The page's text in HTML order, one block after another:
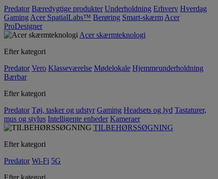
Predator Bæredygtige produkter Underholdning Erhverv Hverdag
Gaming Acer SpatialLabs™ Berøring Smart-skærm Acer
ProDesigner
Acer skærmteknologi
Efter kategori
Predator Vero Klasseværelse Mødelokale Hjemmeunderholdning
Bærbar
Efter kategori
Predator Tøj, tasker og udstyr Gaming Headsets og lyd Tastaturer,
mus og stylus Intelligente enheder Kameraer
TILBEHØRSSØGNING
Efter kategori
Predator Wi-Fi 5G
Efter kategori